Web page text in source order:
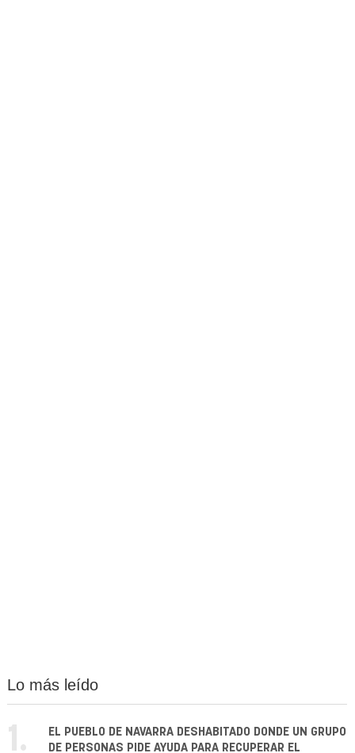
Lo más leído
1.
EL PUEBLO DE NAVARRA DESHABITADO DONDE UN GRUPO
DE PERSONAS PIDE AYUDA PARA RECUPERAR EL